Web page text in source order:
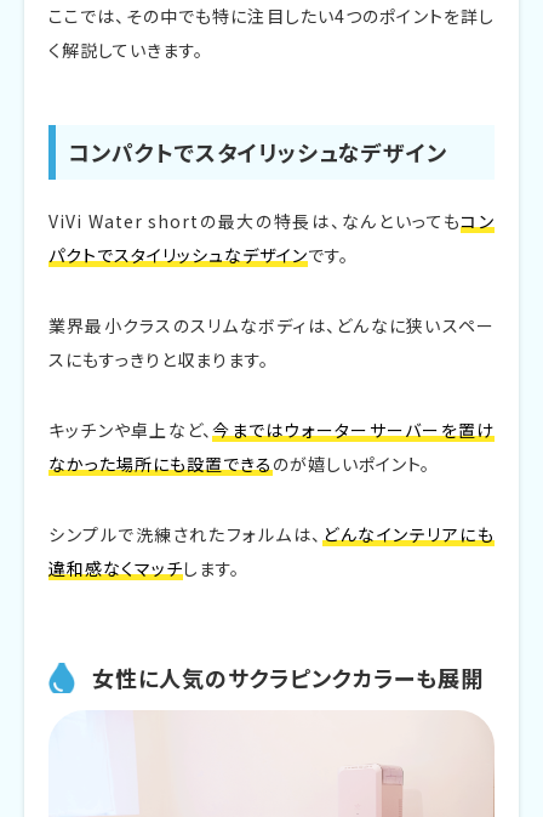
設置場所を選ばないコンパクトさが高評価
一人暮らしや二人暮らしの世帯
インテリアとの調和を重視する方
ViVi Waterの他機種との比較
+mistの除菌機能の有無による違い
ここでは、その中でも特に注目したい4つのポイントを詳し
く解説していきます。
コンパクトでスタイリッシュなデザイン
ViVi Water shortの最大の特長は、なんといってもコン
パクトでスタイリッシュなデザインです。
業界最小クラスのスリムなボディは、どんなに狭いスペー
スにもすっきりと収まります。
キッチンや卓上など、今まではウォーターサーバーを置け
なかった場所にも設置できる のが嬉しいポイント。
シンプルで洗練されたフォルムは、 どんなインテリアにも
違和感なくマッチします。
女性に人気のサクラピンクカラーも展開